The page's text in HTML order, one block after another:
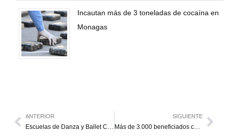
Incautan más de 3 toneladas de cocaína en
Monagas
ANTERIOR
Escuelas de Danza y Ballet Clásico del Zulia abren sus inscripciones
SIGUIENTE
Más de 3.000 beneficiados con sustitución de colector de aguas residuales en El Marite